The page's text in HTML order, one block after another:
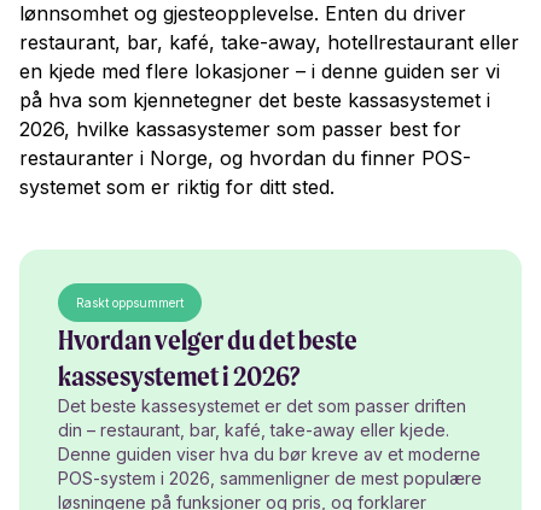
lønnsomhet og gjesteopplevelse. Enten du driver
restaurant, bar, kafé, take-away, hotellrestaurant eller
en kjede med flere lokasjoner – i denne guiden ser vi
på hva som kjennetegner det beste kassasystemet i
2026, hvilke kassasystemer som passer best for
restauranter i Norge, og hvordan du finner POS-
systemet som er riktig for ditt sted.
Raskt oppsummert
Hvordan velger du det beste
kassesystemet i 2026?
Det beste kassesystemet er det som passer driften
din – restaurant, bar, kafé, take-away eller kjede.
Denne guiden viser hva du bør kreve av et moderne
POS-system i 2026, sammenligner de mest populære
løsningene på funksjoner og pris, og forklarer